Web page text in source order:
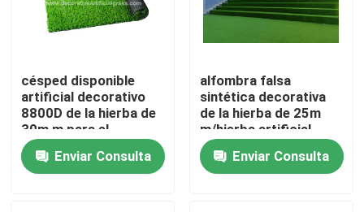
Hogar
productos
césped disponible
artificial decorativo
8800D de la hierba de
30m m para el
banquete de boda
Enviar Consulta
alfombra falsa
sintética decorativa
de la hierba de 25m
m/hierba artificial
verde de la escalera
los 60*120cm
Enviar Consulta